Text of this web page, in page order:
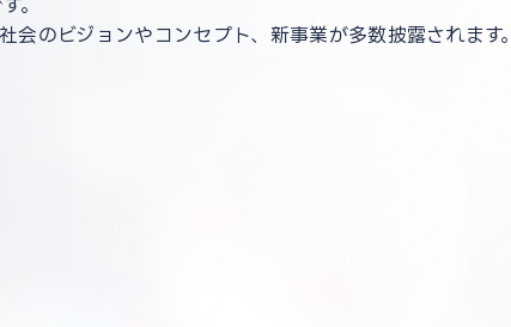
。
のビジョンやコンセプト、新事業が多数披露されます。